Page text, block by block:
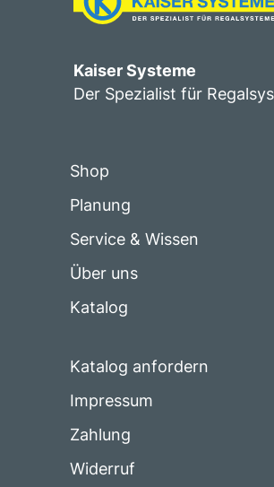
Kaiser Systeme
Der Spezialist für
Shop
Planung
Service & Wissen
Über uns
Katalog
Katalog anfordern
Impressum
Zahlung
Widerruf